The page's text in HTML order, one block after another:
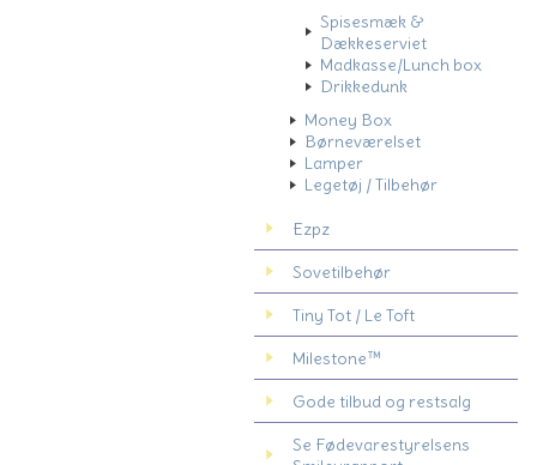
Spisesmæk &
Dækkeserviet
Madkasse/Lunch box
Drikkedunk
Money Box
Børneværelset
Lamper
Legetøj / Tilbehør
Ezpz
Sovetilbehør
Tiny Tot / Le Toft
Milestone™
Gode tilbud og restsalg
Se Fødevarestyrelsens